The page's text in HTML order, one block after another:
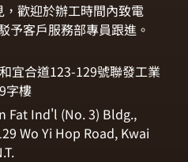
歡迎於辦工時間內致電
予客戶服務部專員跟進。
宜合道123-129號聯發工業
字樓
Fat Ind'l (No. 3) Bldg.,
Wo Yi Hop Road, Kwai